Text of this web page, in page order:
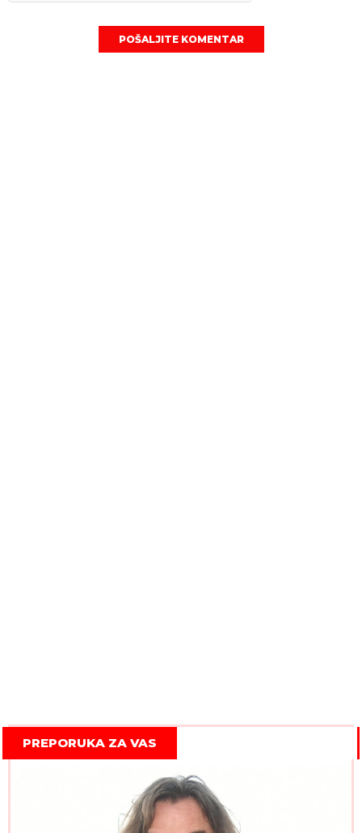
POŠALJITE KOMENTAR
PREPORUKA ZA VAS